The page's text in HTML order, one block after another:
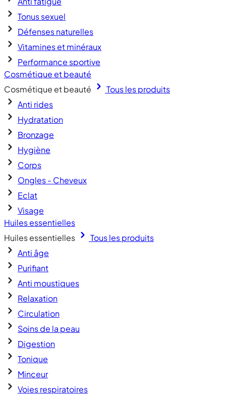
Tonus sexuel
Défenses naturelles
Vitamines et minéraux
Performance sportive
Cosmétique et beauté
Cosmétique et beauté
Tous les produits
Anti rides
Hydratation
Bronzage
Hygiène
Corps
Ongles - Cheveux
Eclat
Visage
Huiles essentielles
Huiles essentielles
Tous les produits
Anti âge
Purifiant
Anti moustiques
Relaxation
Circulation
Soins de la peau
Digestion
Tonique
Minceur
Voies respiratoires